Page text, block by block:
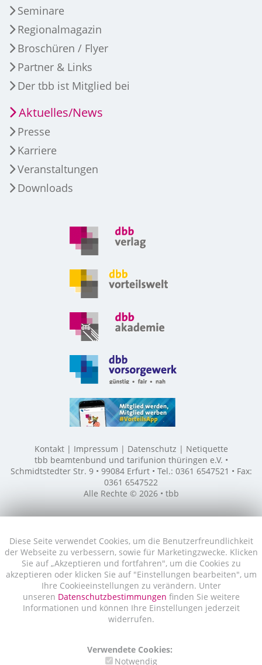
Diese Seite verwendet Cookies, um die Benutzerfreundlichkeit
der Webseite zu verbessern, sowie für Marketingzwecke. Klicken
Sie auf „Akzeptieren und fortfahren", um die Cookies zu
akzeptieren oder klicken Sie auf "Einstellungen bearbeiten", um
Ihre Cookieeinstellungen zu verändern. Unter
unseren Datenschutzbestimmungen finden Sie weitere
Informationen und können Ihre Einstellungen jederzeit
widerrufen.
Verwendete Cookies:
Notwendig
Seminare
Regionalmagazin
Broschüren / Flyer
Partner & Links
Der tbb ist Mitglied bei
Aktuelles/News
Presse
Karriere
Veranstaltungen
Downloads
Kontakt Impressum Datenschutz
Netiquette
tbb beamtenbund und tarifunion thüringen e.V. •
Schmidtstedter Str. 9 • 99084 Erfurt • Tel.: 0361 6547521 • Fax:
0361 6547522
Alle Rechte © 2026 • tbb